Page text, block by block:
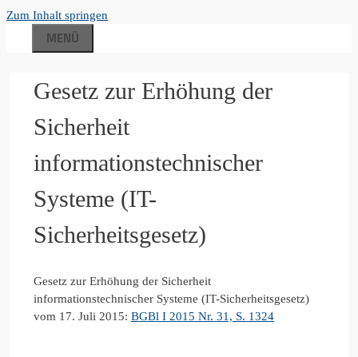
Zum Inhalt springen
MENÜ
Gesetz zur Erhöhung der
Sicherheit
informationstechnischer
Systeme (IT-
Sicherheitsgesetz)
Gesetz zur Erhöhung der Sicherheit
informationstechnischer Systeme (IT-Sicherheitsgesetz)
vom 17. Juli 2015: BGBl I 2015 Nr. 31, S. 1324